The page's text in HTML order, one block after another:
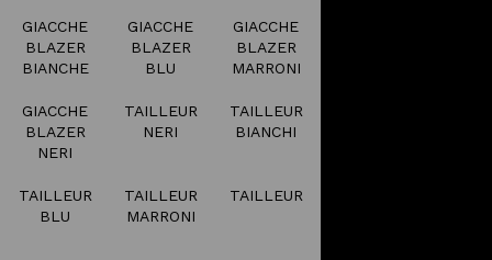
GIACCHE
BLAZER
BIANCHE
GIACCHE
BLAZER
BLU
GIACCHE
BLAZER
MARRONI
GIACCHE
BLAZER
NERI
TAILLEUR
NERI
TAILLEUR
BIANCHI
TAILLEUR
BLU
TAILLEUR
MARRONI
TAILLEUR